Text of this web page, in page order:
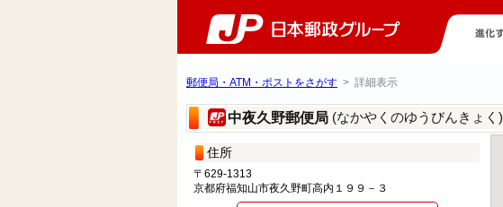
郵便局・ATM・ポストをさがす > 詳細表示
中夜久野郵便局 (なかやくのゆうびんきょく)
住所
〒629-1313
京都府福知山市夜久野町高内１９９－３